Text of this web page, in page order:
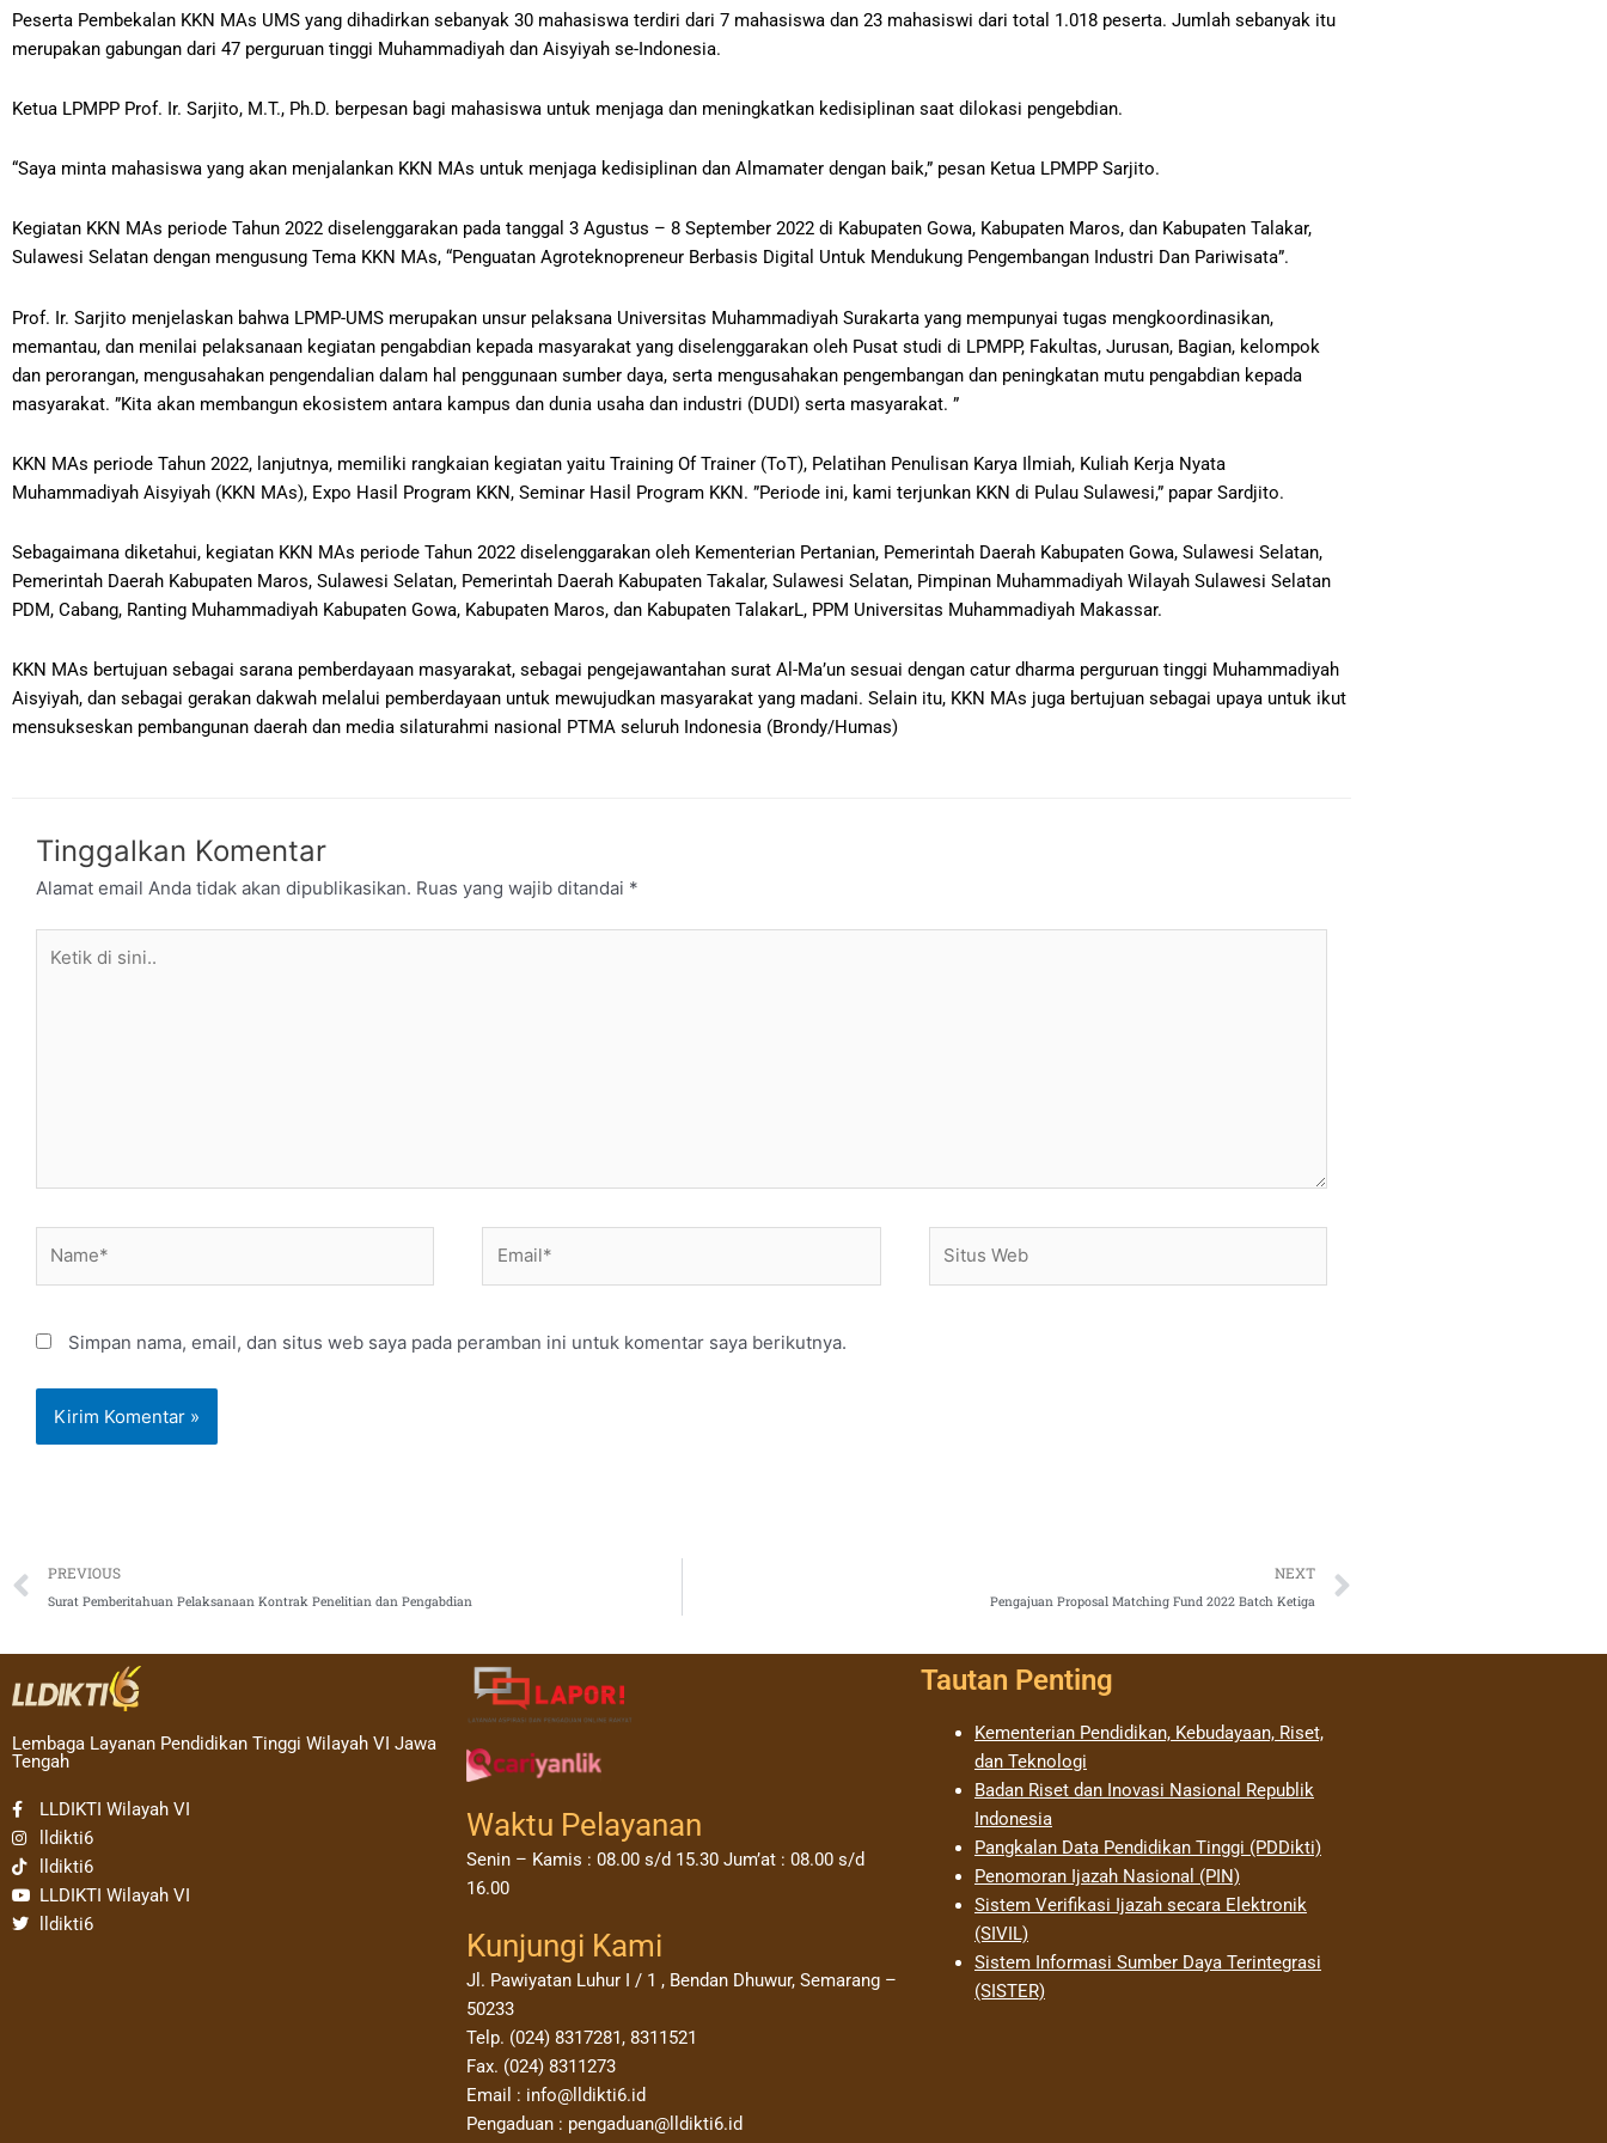
Peserta Pembekalan KKN MAs UMS yang dihadirkan sebanyak 30 mahasiswa terdiri dari 7 mahasiswa dan 23 mahasiswi dari total 1.018 peserta. Jumlah sebanyak itu
merupakan gabungan dari 47 perguruan tinggi Muhammadiyah dan Aisyiyah se-Indonesia.
Ketua LPMPP Prof. Ir. Sarjito, M.T., Ph.D. berpesan bagi mahasiswa untuk menjaga dan meningkatkan kedisiplinan saat dilokasi pengebdian.
“Saya minta mahasiswa yang akan menjalankan KKN MAs untuk menjaga kedisiplinan dan Almamater dengan baik,” pesan Ketua LPMPP Sarjito.
Kegiatan KKN MAs periode Tahun 2022 diselenggarakan pada tanggal 3 Agustus – 8 September 2022 di Kabupaten Gowa, Kabupaten Maros, dan Kabupaten Talakar,
Sulawesi Selatan dengan mengusung Tema KKN MAs, “Penguatan Agroteknopreneur Berbasis Digital Untuk Mendukung Pengembangan Industri Dan Pariwisata”.
Prof. Ir. Sarjito menjelaskan bahwa LPMP-UMS merupakan unsur pelaksana Universitas Muhammadiyah Surakarta yang mempunyai tugas mengkoordinasikan,
memantau, dan menilai pelaksanaan kegiatan pengabdian kepada masyarakat yang diselenggarakan oleh Pusat studi di LPMPP, Fakultas, Jurusan, Bagian, kelompok
dan perorangan, mengusahakan pengendalian dalam hal penggunaan sumber daya, serta mengusahakan pengembangan dan peningkatan mutu pengabdian kepada
masyarakat. ”Kita akan membangun ekosistem antara kampus dan dunia usaha dan industri (DUDI) serta masyarakat. ”
KKN MAs periode Tahun 2022, lanjutnya, memiliki rangkaian kegiatan yaitu Training Of Trainer (ToT), Pelatihan Penulisan Karya Ilmiah, Kuliah Kerja Nyata
Muhammadiyah Aisyiyah (KKN MAs), Expo Hasil Program KKN, Seminar Hasil Program KKN. ”Periode ini, kami terjunkan KKN di Pulau Sulawesi,” papar Sardjito.
Sebagaimana diketahui, kegiatan KKN MAs periode Tahun 2022 diselenggarakan oleh Kementerian Pertanian, Pemerintah Daerah Kabupaten Gowa, Sulawesi Selatan,
Pemerintah Daerah Kabupaten Maros, Sulawesi Selatan, Pemerintah Daerah Kabupaten Takalar, Sulawesi Selatan, Pimpinan Muhammadiyah Wilayah Sulawesi Selatan
PDM, Cabang, Ranting Muhammadiyah Kabupaten Gowa, Kabupaten Maros, dan Kabupaten TalakarL, PPM Universitas Muhammadiyah Makassar.
KKN MAs bertujuan sebagai sarana pemberdayaan masyarakat, sebagai pengejawantahan surat Al-Ma’un sesuai dengan catur dharma perguruan tinggi Muhammadiyah
Aisyiyah, dan sebagai gerakan dakwah melalui pemberdayaan untuk mewujudkan masyarakat yang madani. Selain itu, KKN MAs juga bertujuan sebagai upaya untuk ikut
mensukseskan pembangunan daerah dan media silaturahmi nasional PTMA seluruh Indonesia (Brondy/Humas)
Tinggalkan Komentar
Alamat email Anda tidak akan dipublikasikan. Ruas yang wajib ditandai *
Web
Simpan nama, email, dan situs web saya pada peramban ini untuk komentar saya berikutnya.
Prev
PREVIOUS
Surat Pemberitahuan Pelaksanaan Kontrak Penelitian dan Pengabdian
NEXT
Pengajuan Proposal Matching Fund 2022 Batch Ketiga
Lembaga Layanan Pendidikan Tinggi Wilayah VI Jawa
Tengah
LLDIKTI Wilayah VI
lldikti6
lldikti6
LLDIKTI Wilayah VI
lldikti6
Waktu Pelayanan
Senin – Kamis : 08.00 s/d 15.30 Jum’at : 08.00 s/d
16.00
Kunjungi Kami
Jl. Pawiyatan Luhur I / 1 , Bendan Dhuwur, Semarang –
50233
Telp. (024) 8317281, 8311521
Fax. (024) 8311273
Email : info@lldikti6.id
Pengaduan : pengaduan@lldikti6.id
Tautan Penting
Kementerian Pendidikan, Kebudayaan, Riset,
dan Teknologi
Badan Riset dan Inovasi Nasional Republik
Indonesia
Pangkalan Data Pendidikan Tinggi (PDDikti)
Penomoran Ijazah Nasional (PIN)
Sistem Verifikasi Ijazah secara Elektronik
(SIVIL)
Sistem Informasi Sumber Daya Terintegrasi
(SISTER)